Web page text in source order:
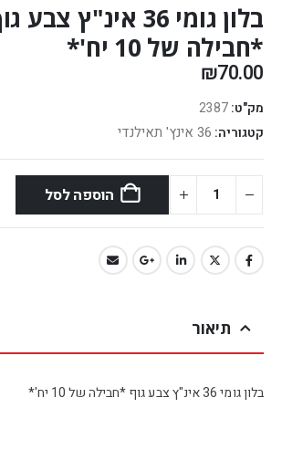
בלון גומי 36 אינ"ץ צבע
*חבילה של 10 יח'*
₪70.00
מק"ט: 2387
קטגוריה: 36 אינץ' תאילנדי
הוספה לסל
תיאור
בלון גומי 36 אינ"ץ צבע גוף *חבילה של 10 יח'*